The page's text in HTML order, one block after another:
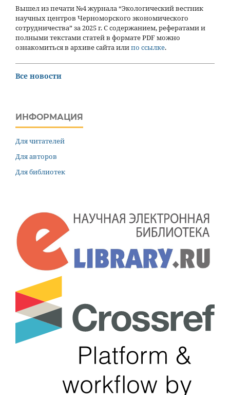
Вышел из печати №4 журнала “Экологический вестник
научных центров Черноморского экономического
сотрудничества” за 2025 г. С содержанием, рефератами и
полными текстами статей в формате PDF можно
ознакомиться в архиве сайта илипо ссылке.
Все новости
ИНФОРМАЦИЯ
Для читателей
Для авторов
Для библиотек